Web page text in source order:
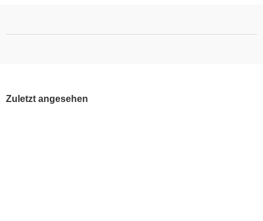
Zuletzt angesehen